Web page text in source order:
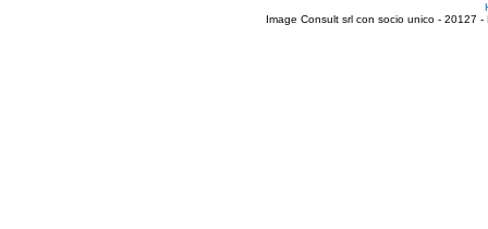
Image Consult srl con socio unico - 20127